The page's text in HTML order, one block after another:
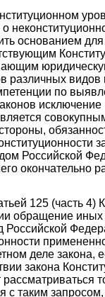
основанием
различных
по
Российской
окончательно
125 (часть 4)
обращение иных
Российской
деле закона,
закона
с таким